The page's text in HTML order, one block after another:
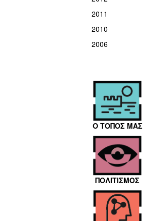
2011
2010
2006
Ο ΤΟΠΟΣ ΜΑΣ
ΠΟΛΙΤΙΣΜΟΣ